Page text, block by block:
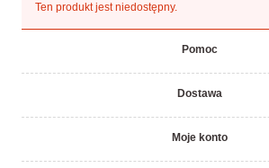
Ten produkt jest niedostępny.
Pomoc
Dostawa
Moje konto